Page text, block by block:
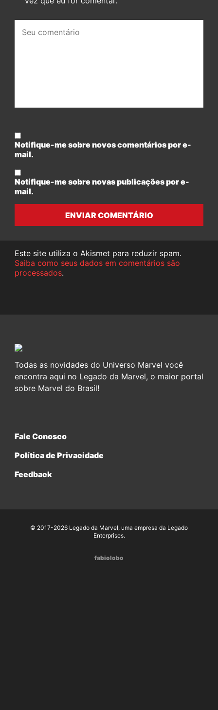
comentário:
Notifique-me sobre novos comentários por e-
mail.
Notifique-me sobre novas publicações por e-
mail.
ENVIAR COMENTÁRIO
Este site utiliza o Akismet para reduzir spam.
Saiba como seus dados em comentários são
processados.
Todas as novidades do Universo Marvel você
encontra aqui no Legado da Marvel, o maior portal
sobre Marvel do Brasil!
Fale Conosco
Política de Privacidade
Feedback
© 2017-2026 Legado da Marvel, uma empresa da Legado
Enterprises.
fabiolobo